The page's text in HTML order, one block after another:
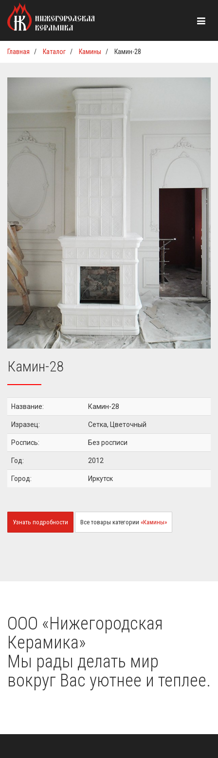
Главная / Каталог / Камины / Камин-28
Камин-28
Название: Камин-28
Изразец: Сетка, Цветочный
Роспись: Без росписи
Год: 2012
Город: Иркутск
Узнать подробности Все товары категории «Камины»
OOO «Нижегородская
Керамика»
Мы рады делать мир
вокруг Вас уютнее и теплее.